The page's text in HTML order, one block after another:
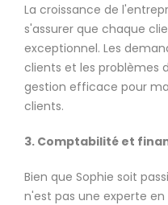
La croissance de
s'assurer que chaque
exceptionnel. Les
clients et les problèmes
gestion efficace pour
clients.
3. Comptabilité et
Bien que Sophie soit
n'est pas une experte